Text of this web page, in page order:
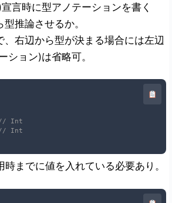
言時に型アノテーションを書く
推論させるか。
、右辺から型が決まる場合には左辺
ション)は省略可。
Int
Int
までに値を入れている必要あり。